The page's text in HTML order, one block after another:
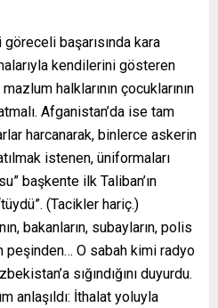
göreceli başarısında kara
kendilerini gösteren
halklarının çocuklarının
Afganistan’da ise tam
harcanarak, binlerce askerin
istenen, üniformaları
başkente ilk Taliban’ın
(Tacikler hariç.)
bakanların, subayların, polis
O sabah kimi radyo
sığındığını duyurdu.
anlaşıldı: İthalat yoluyla